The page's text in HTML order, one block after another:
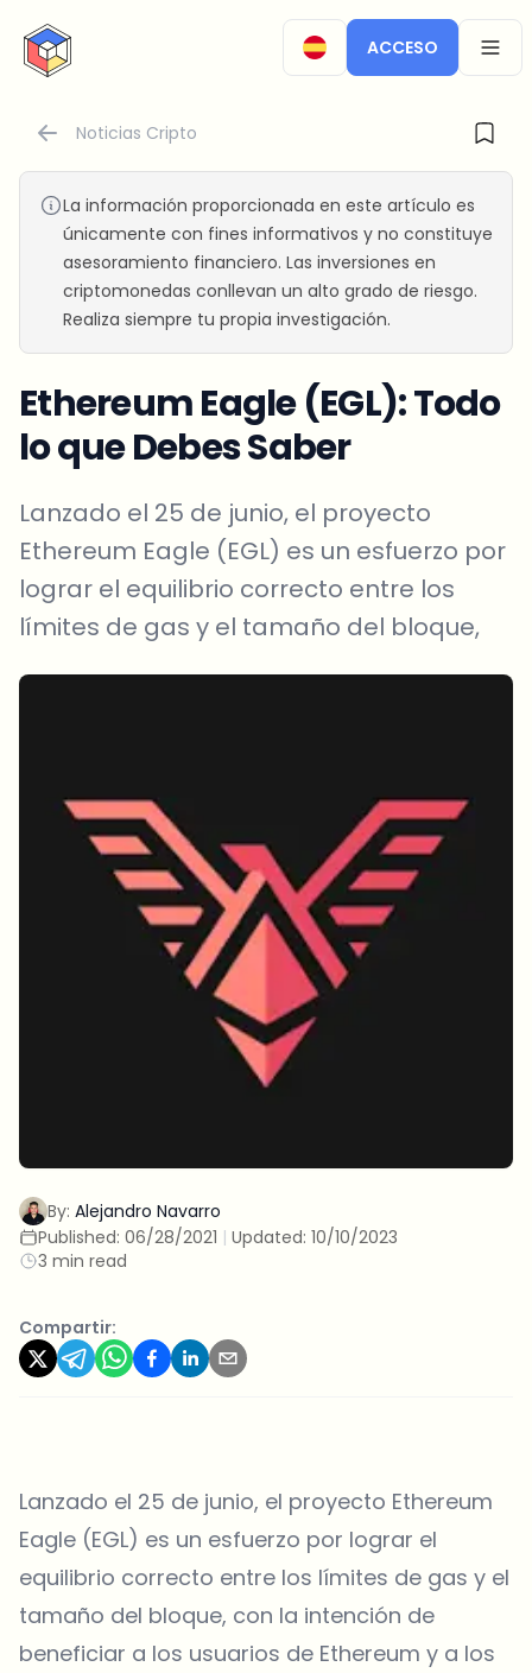
CryptoTicker
ACCESO
Noticias Cripto
La información proporcionada en este artículo es
únicamente con fines informativos y no constituye
asesoramiento financiero. Las inversiones en
criptomonedas conllevan un alto grado de riesgo.
Realiza siempre tu propia investigación.
Ethereum Eagle (EGL): Todo
lo que Debes Saber
Lanzado el 25 de junio, el proyecto
Ethereum Eagle (EGL) es un esfuerzo por
lograr el equilibrio correcto entre los
límites de gas y el tamaño del bloque,
By: Alejandro Navarro
Published: 06/28/2021 | Updated: 10/10/2023
3 min read
Compartir:
Lanzado el 25 de junio, el proyecto Ethereum
Eagle (EGL) es un esfuerzo por lograr el
equilibrio correcto entre los límites de gas y el
tamaño del bloque, con la intención de
beneficiar a los usuarios de Ethereum y a los